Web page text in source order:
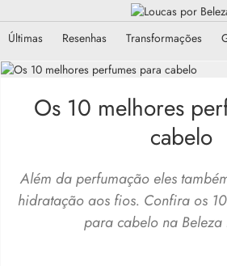
Últimas Resenhas Transformações
Os 10 melhores
cabelo
Além da perfumação eles
hidratação aos fios. Confira os
para cabelo na